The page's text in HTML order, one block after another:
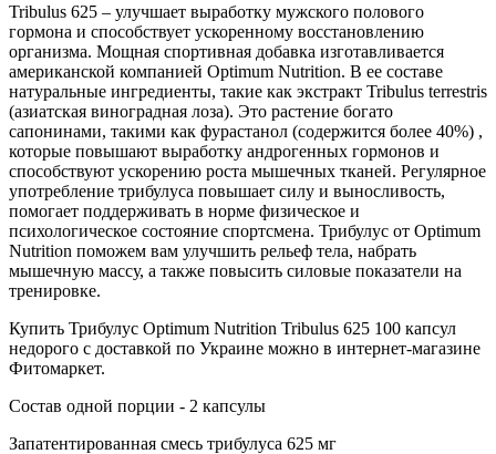
Tribulus 625 – улучшает выработку мужского полового
гормона и способствует ускоренному восстановлению
организма. Мощная спортивная добавка изготавливается
американской компанией Optimum Nutrition. В ее составе
натуральные ингредиенты, такие как экстракт Tribulus terrestris
(азиатская виноградная лоза). Это растение богато
сапонинами, такими как фурастанол (содержится более 40%) ,
которые повышают выработку андрогенных гормонов и
способствуют ускорению роста мышечных тканей. Регулярное
употребление трибулуса повышает силу и выносливость,
помогает поддерживать в норме физическое и
психологическое состояние спортсмена. Трибулус от Optimum
Nutrition поможем вам улучшить рельеф тела, набрать
мышечную массу, а также повысить силовые показатели на
тренировке.
Купить Трибулус Optimum Nutrition Tribulus 625 100 капсул
недорого с доставкой по Украине можно в интернет-магазине
Фитомаркет.
Состав одной порции - 2 капсулы
Запатентированная смесь трибулуса 625 мг